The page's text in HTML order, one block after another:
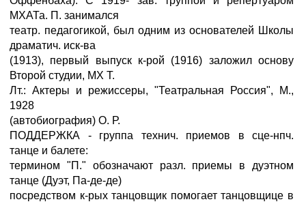
МХАТа. П. занимался
театр. педагогикой, был одним из основателей Школы
драматич. иск-ва
(1913), первый выпуск к-рой (1916) заложил основу
Второй студии, MX Т.
Лт.: Актеры и режиссеры, "Театральная Россия", М.,
1928
(автобиография) О. Р.
ПОДДЕРЖКА - группа технич. приемов в сце-нпч.
танце и балете:
термином "П." обозначают разл. приемы в дуэтном
танце (Дуэт, Па-де-де)
посредством к-рых танцовщик помогает танцовщице в